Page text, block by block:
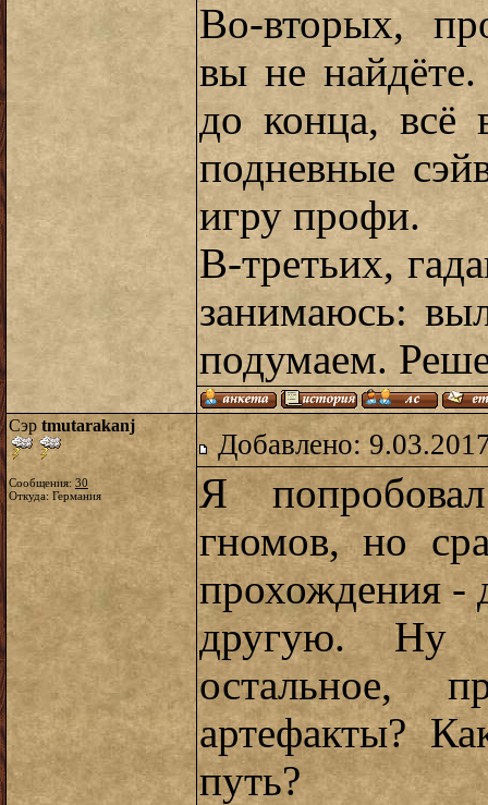
Во-вторых,
вы не
до конца, всё
подневные
игру профи.
В-третьих,
занимаюсь:
подумаем.
Сэр tmutarakanj
Сообщения: 30
Откуда: Германия
Добавлено:
Я
гномов, но
прохождения -
другую. Ну
остальное,
артефакты?
путь?